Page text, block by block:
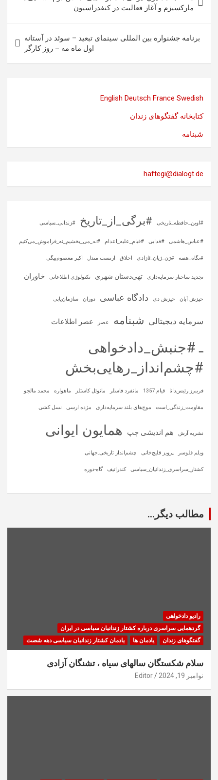
نوشتهمارکسیزم و آغاز فعالیت در کنفدراسیون ‏
برنامه جشنواره بین المللی سینمای تبعید – سوئد در آستانه
اول ماه مه – روز کارگر
English Deutsch France Swedish
کتابخانه گفتگوهای زندان
شبنامه
haftegi@dialogt.de
#اوین_حافظه_تاریخی #برگی_از_تاریخ #زندانی_سیاسی
#عباس_هاشمی #فدایی #قیام_علیه_اعدام #نه_می_بخشیم_نه_فراموش_می‌کنیم
#نگاه_هفته #ژن_ژیان_ئازادی اخلاق ارنست مندل اکبر معصوم‌بیگی
تجدید ساختار سرمایه‌داری تهی‌دستان شهری تکنولوژی اطلاعاتی خاوران
خیزش آبان خیزش دی دادگاه عباسی دوران سازمان‌یابی
سرمایه‌ دیجیتالی شبنامه عصر عصر اطلاعات
ـ #جنبش_دادخواهی
#چشم‌انداز_رهایی‌بخش
فریبرز رئیس‌دانا قیام 1357 مانفرد فاسلر مانوئل کاستلز ماهواره‌ محمد مالجو
مقاومت_زندگی_است موج‌های بلند سرمایه‌داری مژده ارسی نسل کشی
نشریه آرش هم اندیشی چپ همایون ایوانی
ویلم فلوسر پرویز قلیچ‌خانی چشم‌انداز تاریخی‌ـ‌جهانی
کشتار_سراسری_زندانیان_سیاسی کندراتیف گاه-دوره
مطالب دیگر...
رادیو دادخواهی
گردهمایی سراسری درباره کشتار زندانیان سیاسی در ایران
گفتگوهای زندان
یادمان ها یادمان کشتار زندانیان سیاسی دهه شصت
سلام شکستگان سالهای سیاه ، تشنگان آزادی
نوامبر 19, 2024 Editor